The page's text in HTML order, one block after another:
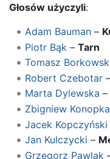
Głosów użyczyli:
Adam Bauman–
Piotr Bąk – Tarn
Tomasz
Robert Czebotar–
Marta Dylewska –
Zbigniew Konopka
Jacek Kopczyński
Jan Kulczycki –
Grzegorz Pawlak